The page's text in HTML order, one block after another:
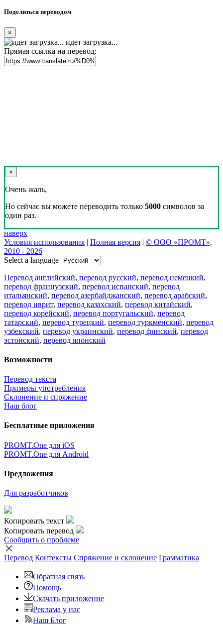
Поделиться переводом
×
идет загрузка...
Прямая ссылка на перевод:
×
Очень жаль,
Но сейчас вы можете переводить только 5000 символов за
один раз.
наверх
Условия использования | Полная версия | © ООО «ПРОМТ»,
2010 - 2026
Select a language
Перевод английский, перевод русский, перевод немецкий,
перевод французский, перевод испанский, перевод
итальянский, перевод азербайджанский, перевод арабский,
перевод иврит, перевод казахский, перевод китайский,
перевод корейский, перевод португальский, перевод
татарский, перевод турецкий, перевод туркменский, перевод
узбекский, перевод украинский, перевод финский, перевод
эстонский, перевод японский
Возможности
Перевод текста
Примеры употребления
Склонение и спряжение
Наш блог
Бесплатные приложения
PROMT.One для iOS
PROMT.One для Android
Предложения
Для разработчиков
Копировать текст
Копировать перевод
Сообщить о проблеме
Перевод Контексты Спряжение и склонение Грамматика
Обратная связь
Помощь
Скачать приложение
Реклама у нас
Наш Блог